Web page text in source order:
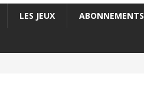
LES JEUX ABONNEMENTS